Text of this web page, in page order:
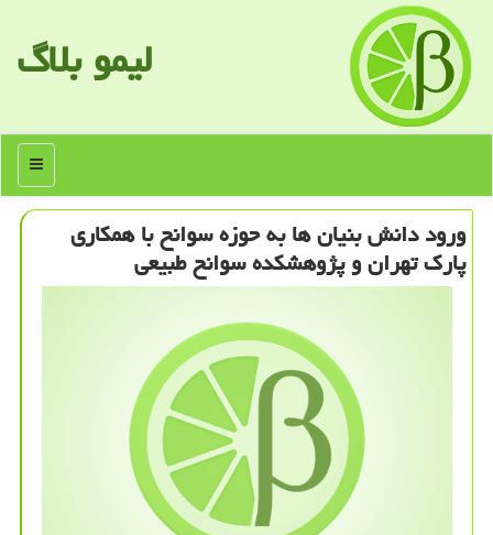
لیمو بلاگ
منو
ورود دانش بنیان ها به حوزه سوانح با همكاری
پارك تهران و پژوهشكده سوانح طبیعی